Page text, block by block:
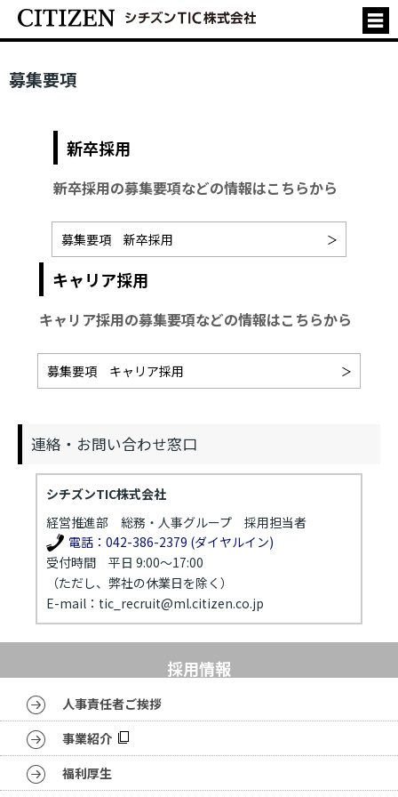
募集要項
新卒採用
新卒採用の募集要項などの情報はこちらから
募集要項 新卒採用
キャリア採用
キャリア採用の募集要項などの情報はこちらから
募集要項 キャリア採用
連絡・お問い合わせ窓口
シチズンTIC株式会社
経営推進部 総務・人事グループ 採用担当者
電話：042-386-2379 (ダイヤルイン)
受付時間 平日 9:00～17:00
（ただし、弊社の休業日を除く）
E-mail：tic_recruit@ml.citizen.co.jp
採用情報
人事責任者ご挨拶
事業紹介
福利厚生